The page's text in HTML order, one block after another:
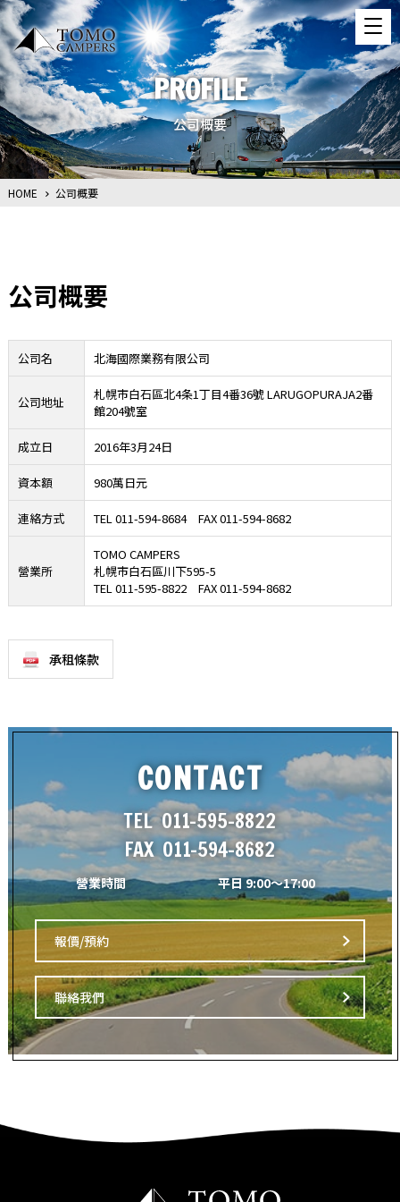
PROFILE
公司概要
HOME 公司概要
公司概要
公司名 北海國際業務有限公司
公司地址
札幌市白石區北4条1丁目4番36號 LARUGOPURAJA2番
館204號室
成立日 2016年3月24日
資本額 980萬日元
連絡方式 TEL 011-594-8684 FAX 011-594-8682
營業所
TOMO CAMPERS
札幌市白石區川下595-5
TEL 011-595-8822 FAX 011-594-8682
承租條款
CONTACT
TEL 011-595-8822
FAX 011-594-8682
營業時間 平日 9:00～17:00
報價/預約
聯絡我們